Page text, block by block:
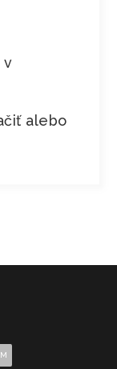
v
alebo